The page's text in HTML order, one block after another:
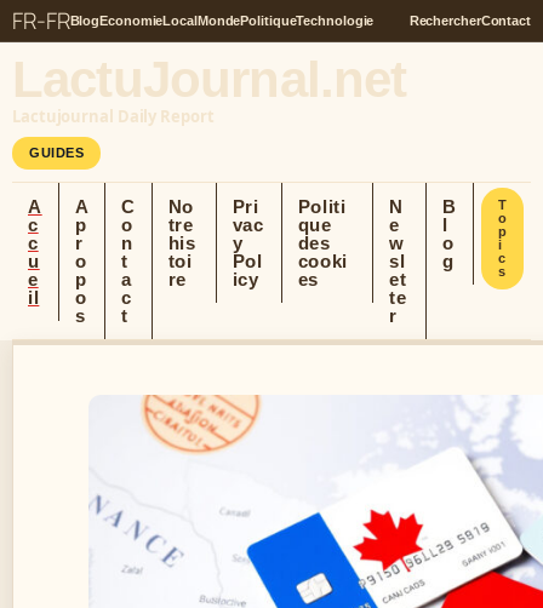
FR-FRBlogEconomieLocalMondePolitiqueTechnologie RechercherContact
LactuJournal.net
Lactujournal Daily Report
GUIDES
A
c
c
u
e
il
A
p
r
o
p
o
s
C
o
n
t
a
c
t
No
tre
his
toi
re
Pri
vac
y
Pol
icy
Politi
que
des
cooki
es
N
e
w
sl
et
te
r
B
l
o
g
T
o
p
i
c
s